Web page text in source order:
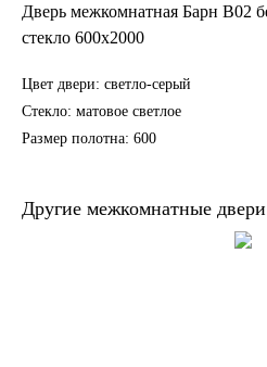
Дверь межкомнатная Барн B02
стекло 600х2000
Цвет двери: светло-серый
Стекло: матовое светлое
Размер полотна: 600
Другие межкомнатные двери